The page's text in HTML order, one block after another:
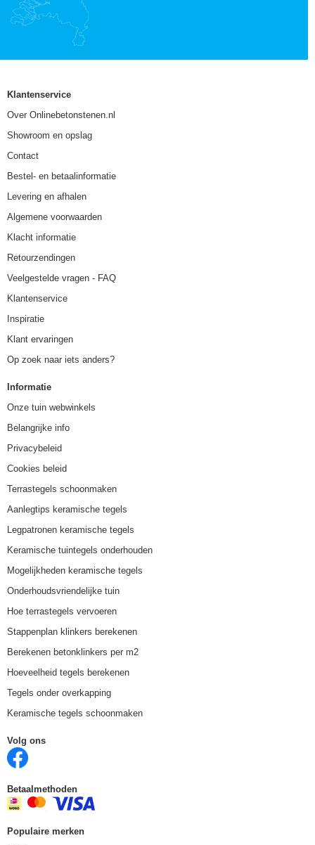
Klantenservice
Over Onlinebetonstenen.nl
Showroom en opslag
Contact
Bestel- en betaalinformatie
Levering en afhalen
Algemene voorwaarden
Klacht informatie
Retourzendingen
Veelgestelde vragen - FAQ
Klantenservice
Inspiratie
Klant ervaringen
Op zoek naar iets anders?
Informatie
Onze tuin webwinkels
Belangrijke info
Privacybeleid
Cookies beleid
Terrastegels schoonmaken
Aanlegtips keramische tegels
Legpatronen keramische tegels
Keramische tuintegels onderhouden
Mogelijkheden keramische tegels
Onderhoudsvriendelijke tuin
Hoe terrastegels vervoeren
Stappenplan klinkers berekenen
Berekenen betonklinkers per m2
Hoeveelheid tegels berekenen
Tegels onder overkapping
Keramische tegels schoonmaken
Volg ons
Betaalmethoden
Populaire merken